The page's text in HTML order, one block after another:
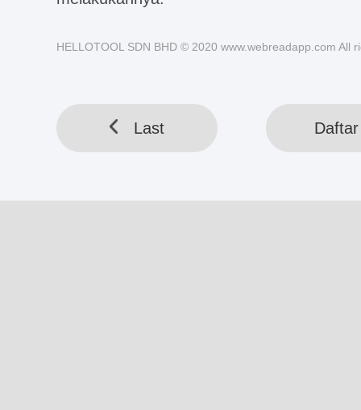
HELLOTOOL SDN BHD © 2020 www.webreadapp.com All
Last